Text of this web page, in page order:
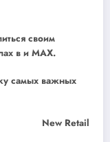
своим
в и MAX.
самых важных
New Retail